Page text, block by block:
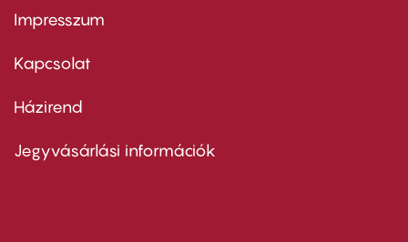
Footer
first
Impresszum
Kapcsolat
Footer
second
Házirend
Jegyvásárlási információk